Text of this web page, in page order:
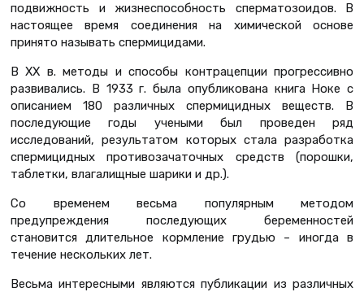
подвижность и жизнеспособность сперматозоидов. В
настоящее время соединения на химической основе
принято называть спермицидами.
В ХХ в. методы и способы контрацепции прогрессивно
развивались. В 1933 г. была опубликована книга Hoкe с
описанием 180 различных спермицидных веществ. В
последующие годы учеными был проведен ряд
исследований, результатом которых стала разработка
спермицидных противозачаточных средств (порошки,
таблетки, влагалищные шарики и др.).
Со временем весьма популярным методом
предупреждения последующих беременностей
становится длительное кормление грудью – иногда в
течение нескольких лет.
Весьма интересными являются публикации из различных